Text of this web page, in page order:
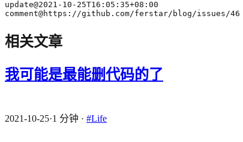
comment@https://github.com/ferstar/blog/issues/46
相关文章
我可能是最能删代码的了
2021-10-25·1 分钟 · #Life